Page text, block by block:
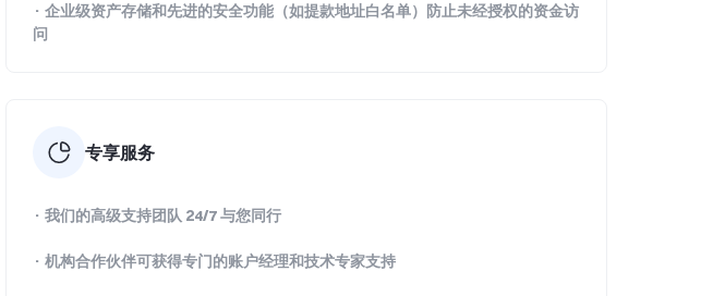
· 企业级资产存储和先进的安全功能（如提款地址白名单）防止未经授权的资金访
问
专享服务
· 我们的高级支持团队 24/7 与您同行
· 机构合作伙伴可获得专门的账户经理和技术专家支持